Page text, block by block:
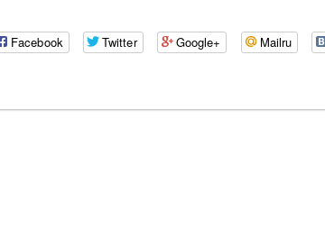
Facebook Twitter Google+ Mailru